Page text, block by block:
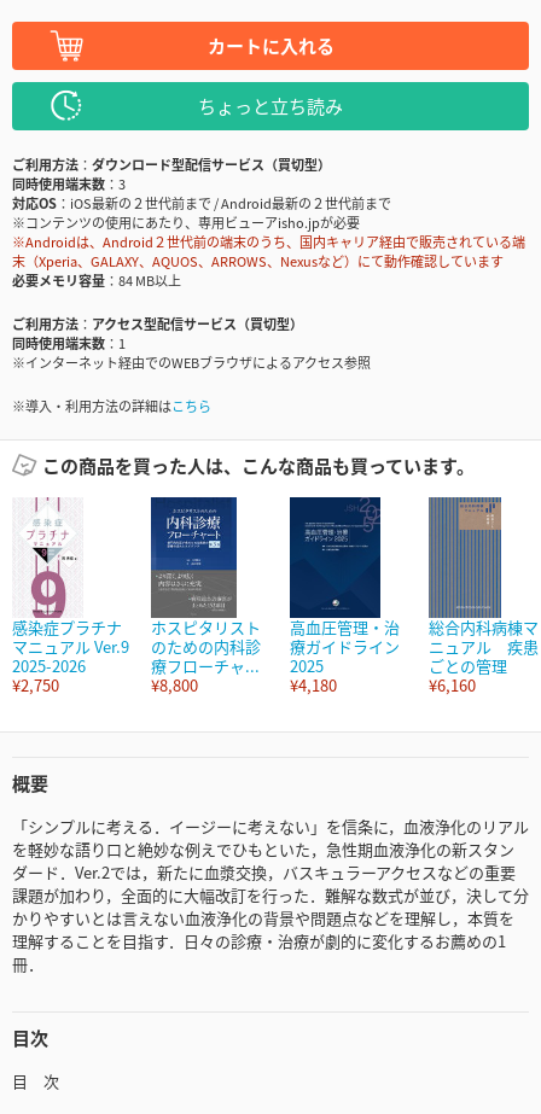
カートに入れる
ちょっと立ち読み
ご利用方法
ダウンロード型配信サービス（買切型）
同時使用端末数
3
対応OS
iOS最新の２世代前まで / Android最新の２世代前まで
※コンテンツの使用にあたり、専用ビューアisho.jpが必要
※Androidは、Android２世代前の端末のうち、国内キャリア経由で販売されている端
末（Xperia、GALAXY、AQUOS、ARROWS、Nexusなど）にて動作確認しています
必要メモリ容量
84 MB以上
ご利用方法
アクセス型配信サービス（買切型）
同時使用端末数
1
※インターネット経由でのWEBブラウザによるアクセス参照
※導入・利用方法の詳細はこちら
この商品を買った人は、こんな商品も買っています。
感染症プラチナ
マニュアル Ver.9
2025-2026
¥2,750
ホスピタリスト
のための内科診
療フローチャ...
¥8,800
高血圧管理・治
療ガイドライン
2025
¥4,180
総合内科病棟マ
ニュアル 疾患
ごとの管理
¥6,160
概要
「シンプルに考える．イージーに考えない」を信条に，血液浄化のリアル
を軽妙な語り口と絶妙な例えでひもといた，急性期血液浄化の新スタン
ダード．Ver.2では，新たに血漿交換，バスキュラーアクセスなどの重要
課題が加わり，全面的に大幅改訂を行った．難解な数式が並び，決して分
かりやすいとは言えない血液浄化の背景や問題点などを理解し，本質を
理解することを目指す．日々の診療・治療が劇的に変化するお薦めの1
冊．
目次
目 次